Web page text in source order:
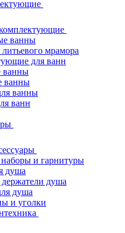
ванны
мрамора
для ванн
ванны
ванны
ванны
ванн
и гарнитуры
душа
душа
душа
и уголки